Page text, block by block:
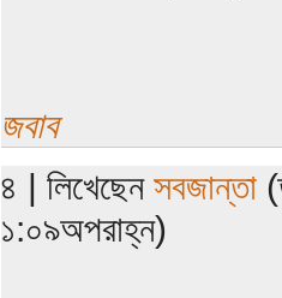
জবাব
৪ | লিখেছেনসবজান্তা
১:০৯অপরাহ্ন)